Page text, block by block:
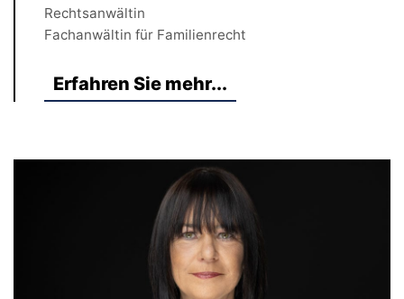
Rechtsanwältin
Fachanwältin für Familienrecht
Erfahren Sie mehr...